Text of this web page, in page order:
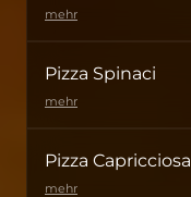
mehr
Pizza Spinaci
mehr
Pizza Capricciosa
mehr